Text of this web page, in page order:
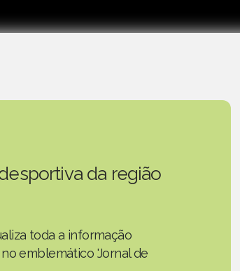
da região
toda a informação
emblemático 'Jornal de